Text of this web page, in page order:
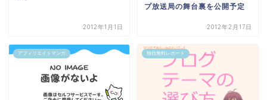
2012年1月1日
プ放送局の舞台裏を公開予定
2012年2月17日
アフィリエイトマンガ 独自無料レポート